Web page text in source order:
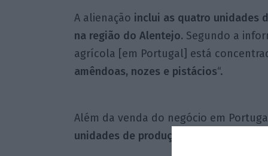
A alienação inclui as quatro unidades
na região do Alentejo. Segundo a
agrícola [em Portugal] está
amêndoas, nozes e pistácios“.
Além da venda do negócio em
unidades de produção de frutos secos